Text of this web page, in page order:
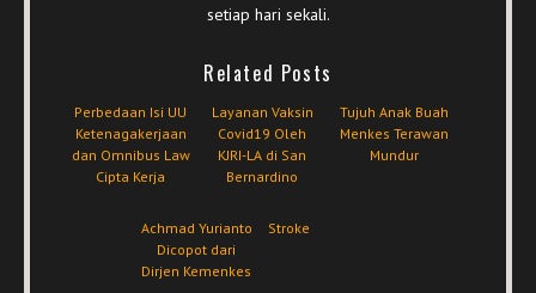
setiap hari sekali.
Related Posts
Perbedaan Isi UU
Ketenagakerjaan
dan Omnibus Law
Cipta Kerja
Layanan Vaksin
Covid19 Oleh
KJRI-LA di San
Bernardino
Tujuh Anak Buah
Menkes Terawan
Mundur
Achmad Yurianto
Dicopot dari
Dirjen Kemenkes
Stroke